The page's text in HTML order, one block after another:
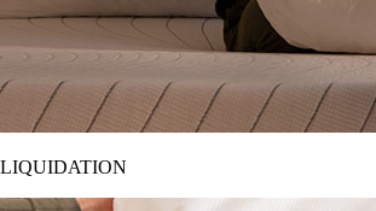
LIQUIDATION